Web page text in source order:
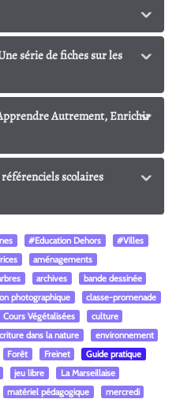
série de fiches sur les
Autrement, Enrichir
scolaires
#Education Dehors
#Villes
aménagements
archives
bande dessinée
photographique
classe-promenade
Cours Végétalisées
culture
dans la nature
environnement
Forêt Freinet
Guide pratique
jeu libre
La Marseillaise
matériel pédagogique
mercredi